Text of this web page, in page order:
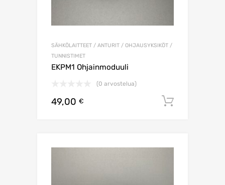
SÄHKÖLAITTEET / ANTURIT / OHJAUSYKSIKÖT /
TUNNISTIMET
EKPM1 Ohjainmoduuli
(0 arvostelua)
49,00 €